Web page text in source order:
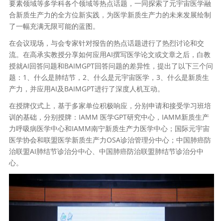
要素领域等多学科各个领域等热点话题，一同探索了元宇宙医学融
合新质生产力的全方位新实践，为医学新质生产力的未来发展绘制
了一幅充满无限可能的蓝图。
在会议现场，与会专家针对报告的热点话题进行了热烈讨论和交
流。在高承实教授分享如何应用AI撰写医学论文或文章之后，白教
授就AI回答问题和BAIMGPT回答问题的差异性，提出了以下三个问
题：1、什么是肺结节，2、什么是元宇宙医学，3、什么是新质生
产力，并应用AI及BAIMGPT进行了深度人机互动。
在授牌仪式上，基于多家单位积极响应，分别申请和接受学习班培
训的基础，分别授牌：IAMM 医学GPT研究中心，IAMM新质生产
力呼吸病医学中心和IAMM南宁新质生产力医学中心；国际元宇宙
医学协会和联盟医学新质生产力OSA诊治管理分中心；中国肺癌防
治联盟AI肺结节诊治分中心、中国肺癌防治联盟肺结节诊治分中
心。